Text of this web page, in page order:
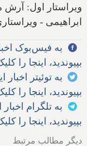
ویراستار اول: آرش
ابراهیمی -
به فیس‌بوک
بپیوندید، اینجا را
به توئیتر اخبار
بپیوندید، اینجا را
به تلگرام اخبار
بپیوندید، اینجا را
دیگر مطالب مرتبط